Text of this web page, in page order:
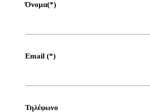
Όνομα(*)
Email (*)
Τηλέφωνο